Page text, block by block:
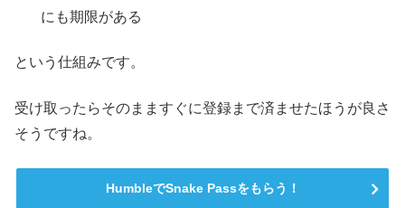
にも期限がある
という仕組みです。
受け取ったらそのまますぐに登録まで済ませたほうが良さ
そうですね。
HumbleでSnake Passをもらう！